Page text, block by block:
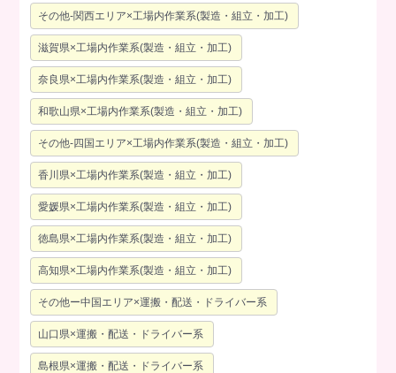
その他-関西エリア×工場内作業系(製造・組立・加工)
滋賀県×工場内作業系(製造・組立・加工)
奈良県×工場内作業系(製造・組立・加工)
和歌山県×工場内作業系(製造・組立・加工)
その他-四国エリア×工場内作業系(製造・組立・加工)
香川県×工場内作業系(製造・組立・加工)
愛媛県×工場内作業系(製造・組立・加工)
徳島県×工場内作業系(製造・組立・加工)
高知県×工場内作業系(製造・組立・加工)
その他ー中国エリア×運搬・配送・ドライバー系
山口県×運搬・配送・ドライバー系
島根県×運搬・配送・ドライバー系